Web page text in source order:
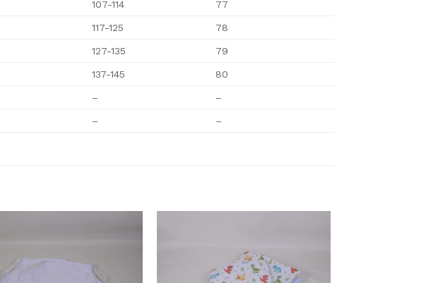
107-114 77
117-125 78
127-135 79
137-145 80
– –
– –